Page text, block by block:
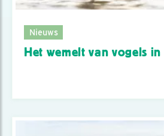
Nieuws
Het wemelt van vogels